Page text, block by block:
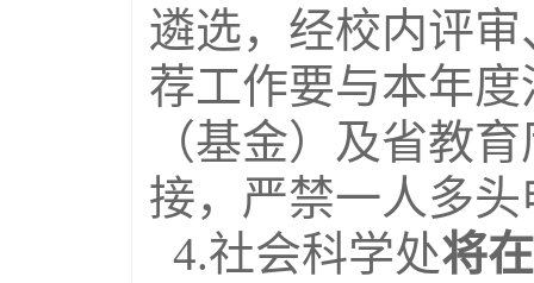
遴选，经校内评
荐工作要与本年
（基金）及省教
接，严禁一人多头
4.社会科学处将